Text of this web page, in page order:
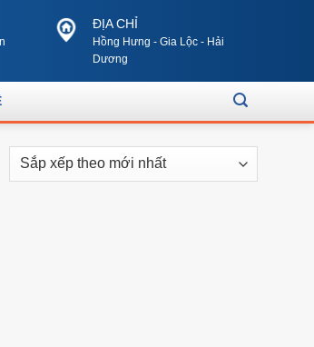
ĐỊA CHỈ
Hồng Hưng - Gia Lộc - Hải
Dương